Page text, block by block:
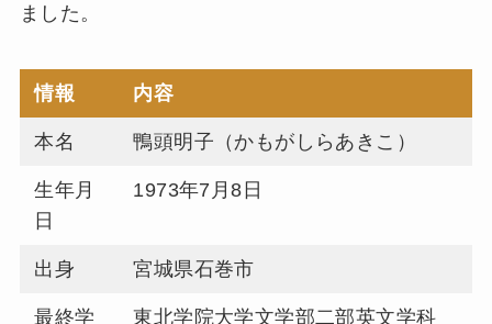
ました。
情報 内容
本名 鴨頭明子（かもがしらあきこ）
生年月
日
1973年7月8日
出身 宮城県石巻市
最終学 東北学院大学文学部二部英文学科